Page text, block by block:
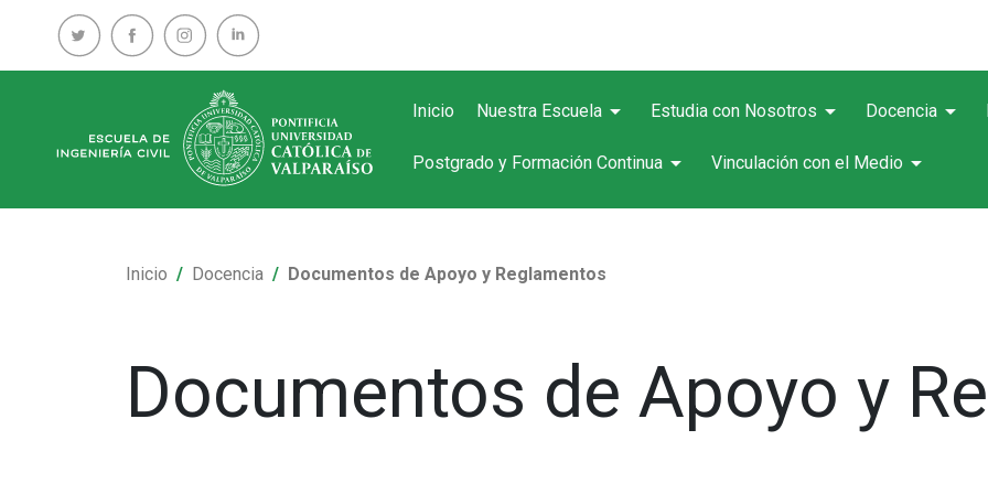
Inicio Nuestra Escuela arrow_drop_down Estudia con Nosotros arrow_drop_down Docencia arrow_drop_down
Postgrado y Formación Continua arrow_drop_down Vinculación con el Medio arrow_drop_down
Inicio Docencia Documentos de Apoyo y Reglamentos
Documentos de Apoyo y